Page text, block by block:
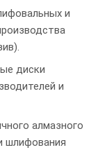
и
диски
и
алмазного
шлифования